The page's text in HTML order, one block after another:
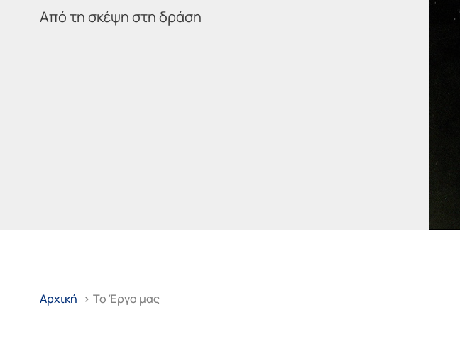
Από τη σκέψη στη δράση
Αρχική > Το Έργο μας